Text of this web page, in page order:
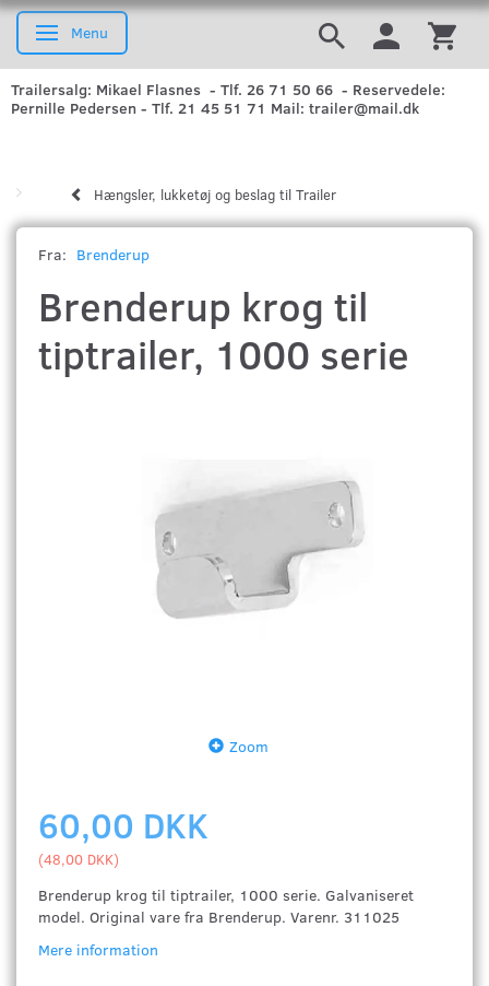
Skifte navigation
Menu
Trailersalg: Mikael Flasnes - Tlf. 26 71 50 66 - Reservedele:
Pernille Pedersen - Tlf. 21 45 51 71 Mail: trailer@mail.dk
Hængsler, lukketøj og beslag til Trailer
Fra: Brenderup
Brenderup krog til
tiptrailer, 1000 serie
Zoom
60,00 DKK
(48,00 DKK)
Brenderup krog til tiptrailer, 1000 serie. Galvaniseret
model. Original vare fra Brenderup. Varenr. 311025
Mere information